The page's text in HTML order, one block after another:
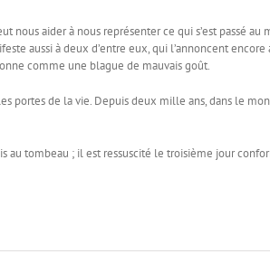
aider à nous représenter ce qui s’est passé
aussi à deux d’entre eux, qui l’annoncent
comme une blague de mauvais goût.
portes de la vie. Depuis deux mille ans, dans le
tombeau ; il est ressuscité le troisième jour